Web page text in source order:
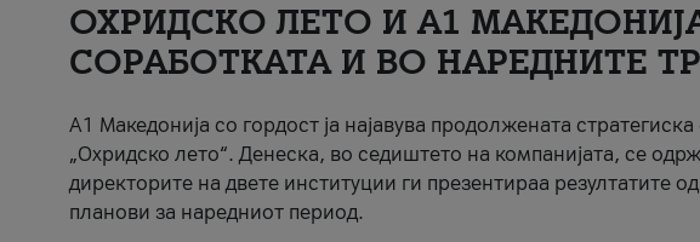
ОХРИДСКО ЛЕТО И A1
СОРАБОТКАТА И ВО НАРЕДНИТЕ
A1 Македонија со гордост ја најавува продолжената
„Охридско лето“. Денеска, во седиштето на компанијата, се
директорите на двете институции ги презентираа резултатите
планови за наредниот период.